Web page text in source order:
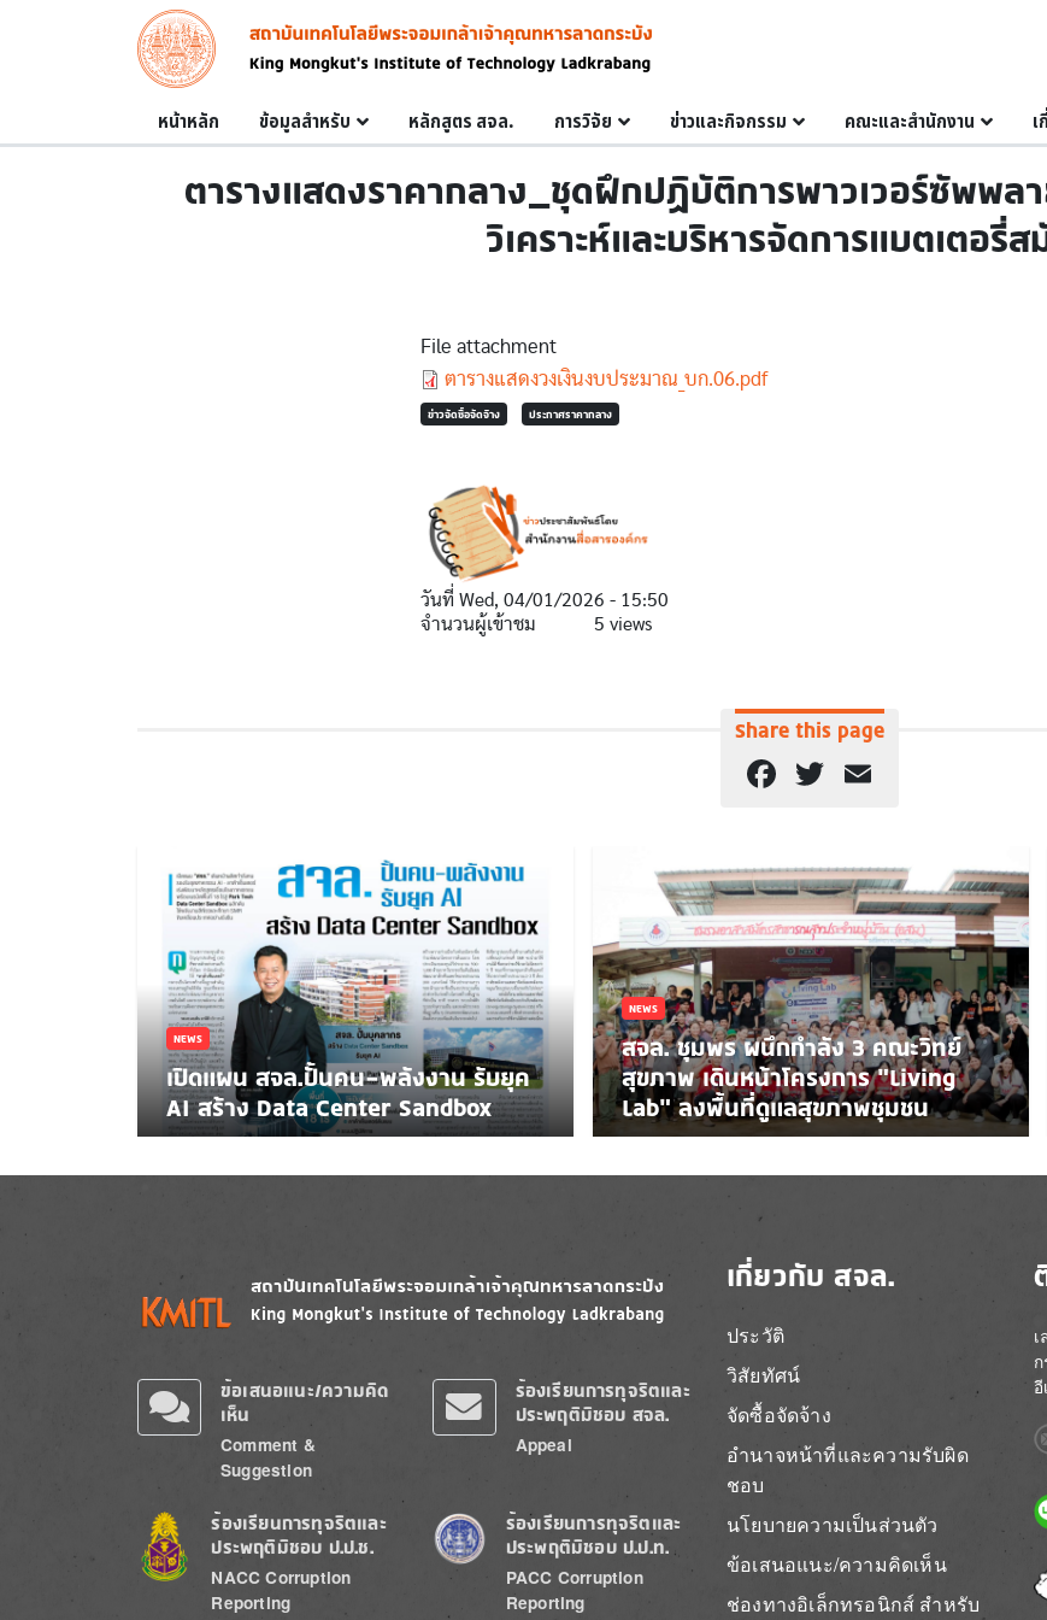
Skip to main content
Image
Main navigation
หน้าหลัก ข้อมูลสำหรับ หลักสูตร สจล. การวิจัย ข่าวและกิจกรรม คณะและสำนักงาน
ตารางแสดงราคากลาง_ชุดฝึกปฏิบัติการพาวเวอร์ซัพพลา
วิเคราะห์และบริหารจัดการแบตเตอรี่ส
File attachment
Document
ตารางแสดงวงเงินงบประมาณ_บก.06.pdf
ข่าวจัดซื้อจัดจ้าง ประกาศราคากลาง
วันที่Wed, 04/01/2026 - 15:50
จำนวนผู้เข้าชม
5 views
Share this page
Facebook
Twitter
NEWS
เปิดแผน สจล.ปั้นคน-พลังงาน รับยุค
AI สร้าง Data Center Sandbox
NEWS
สจล. ชุมพร ผนึกกำลัง 3 คณะวิทย์
สุขภาพ เดินหน้าโครงการ “Living
Lab” ลงพื้นที่ดูแลสุขภาพชุมชน
Image Image
ข้อเสนอแนะ/ความคิด
เห็น
Comment &
Suggestion
ร้องเรียนการทุจริตและ
ประพฤติมิชอบ สจล.
Appeal
Image
ร้องเรียนการทุจริตและ
ประพฤติมิชอบ ป.ป.ช.
NACC Corruption
Reporting
Image
ร้องเรียนการทุจริตและ
ประพฤติมิชอบ ป.ป.ท.
PACC Corruption
Reporting
เกี่ยวกับ สจล.
ประวัติ
วิสัยทัศน์
จัดซื้อจัดจ้าง
อำนาจหน้าที่และความรับผิด
ชอบ
นโยบายความเป็นส่วนตัว
ข้อเสนอแนะ/ความคิดเห็น
ช่องทางอิเล็กทรอนิกส์ สำหรับ